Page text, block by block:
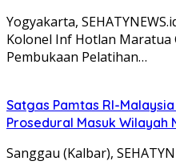
Yogyakarta,
Kolonel Inf Hotlan Maratua
Pembukaan Pelatihan…
Satgas Pamtas RI-
Prosedural Masuk Wilayah
Sanggau (Kalbar),